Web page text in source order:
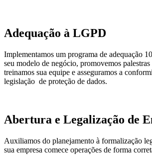
Adequação à LGPD
Implementamos um programa de adequação
seu modelo de negócio, promovemos palestras
treinamos sua equipe e asseguramos a
legislação de proteção de dados.
Abertura e Legalização de
Auxiliamos do planejamento à formalização
sua empresa comece operações de forma